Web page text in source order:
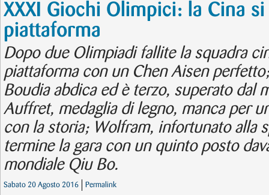
XXXI Giochi Olimpici: la Cina
piattaforma
Dopo due Olimpiadi fallite la squadra
piattaforma con un Chen Aisen
Boudia abdica ed è terzo, superato dal
Auffret, medaglia di legno, manca per
con la storia; Wolfram, infortunato alla
termine la gara con un quinto posto
mondiale Qiu Bo.
Sabato 20 Agosto 2016 Permalink